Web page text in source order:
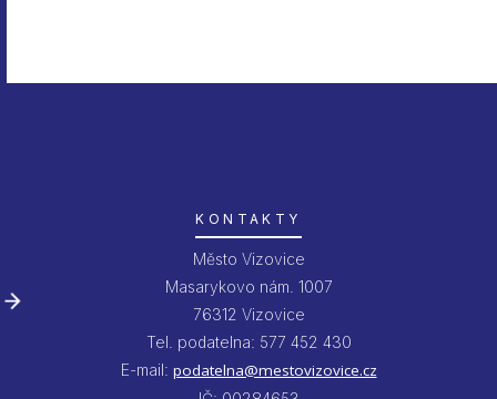
KONTAKTY
Město Vizovice
Masarykovo nám. 1007
76312 Vizovice
Tel. podatelna: 577 452 430
E-mail: podatelna@mestovizovice.cz